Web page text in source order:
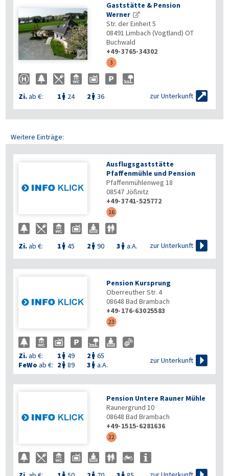

Gaststätte & Pension
Werner
Str. der Einheit 5
08491 Limbach (Vogtland) OT
Buchwald
+49-3765-34302
3
Zi.ab €: 1  24 2  36 zur Unterkunft 
Weitere Einträge:
Ausflugsgaststätte
Pfaffenmühle und Pension
Pfaffenmühlenweg 18
08547 Jößnitz
+49-3741-525772
16
Zi.ab €: 1  45 2  90 3  a.A. zur Unterkunft 
Pension Kursprung
Oberreuther Str. 4
08648 Bad Brambach
+49-176-63025583
23
Zi.ab €: 1  49 2  65
FeWo ab €: 2  89 3  a.A.
zur Unterkunft 
Pension Untere Rauner Mühle
Raunergrund 10
08648 Bad Brambach
+49-1515-6281636
22